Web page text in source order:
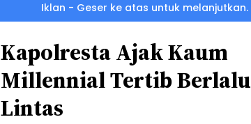
Iklan - Geser ke atas untuk melanjutkan.
Kapolresta Ajak Kaum
Millennial Tertib Berlalu
Lintas